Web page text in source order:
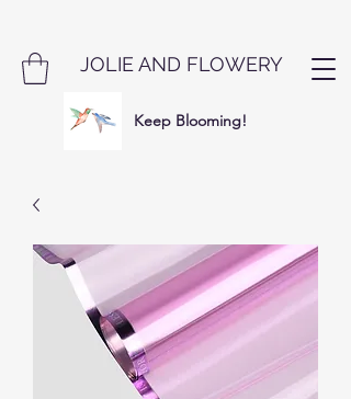
JOLIE AND FLOWERY
Keep Blooming!